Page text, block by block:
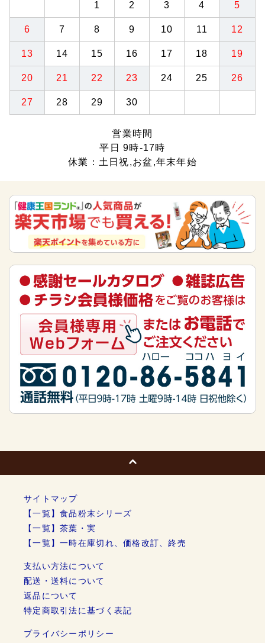
1 2 3 4 5
6 7 8 9 10 11 12
13 14 15 16 17 18 19
20 21 22 23 24 25 26
27 28 29 30
営業時間
平日 9時-17時
休業：土日祝,お盆,年末年始
サイトマップ
【一覧】食品粉末シリーズ
【一覧】茶葉・実
【一覧】一時在庫切れ、価格改訂、終売
支払い方法について
配送・送料について
返品について
特定商取引法に基づく表記
プライバシーポリシー